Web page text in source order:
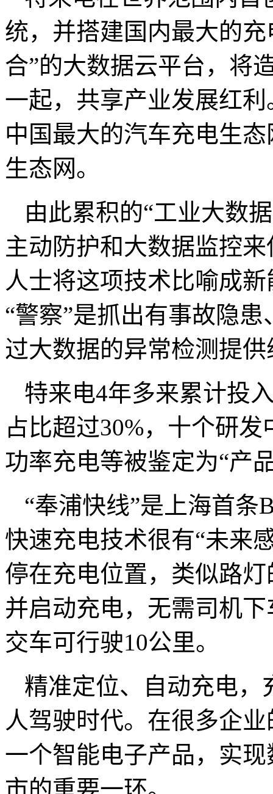
统，并搭建国内最大的
合”的大数据云平台，将
一起，共享产业发展红
中国最大的汽车充电生
生态网。
由此累积的“工业大数
主动防护和大数据监控
人士将这项技术比喻成
“警察”是抓出有事故隐
过大数据的异常检测提
特来电4年多来累计投
占比超过30%，十个研
功率充电等被鉴定为“产
“奉浦快线”是上海首条
快速充电技术很有“未来
停在充电位置，类似路
并启动充电，无需司机
交车可行驶10公里。
精准定位、自动充电，
人驾驶时代。在很多企
一个智能电子产品，实
市的重要一环。